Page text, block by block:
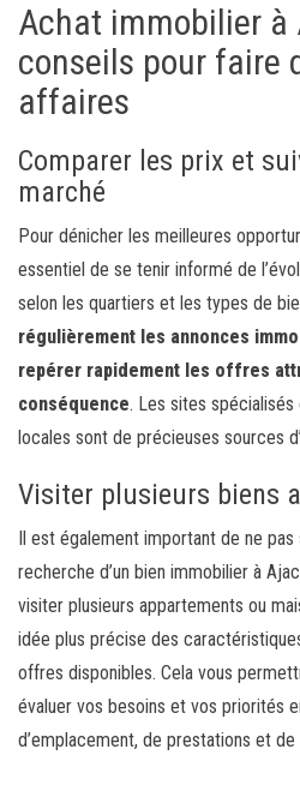
Achat immobilier à
conseils pour faire
affaires
Comparer les prix et
marché
Pour dénicher les meilleures
essentiel de se tenir informé de
selon les quartiers et les types de
régulièrement les annonces
repérer rapidement les offres
conséquence. Les sites
locales sont de précieuses sources
Visiter plusieurs biens
Il est également important de ne
recherche d’un bien immobilier à
visiter plusieurs appartements ou
idée plus précise des
offres disponibles. Cela vous
évaluer vos besoins et vos priorités
d’emplacement, de prestations et de